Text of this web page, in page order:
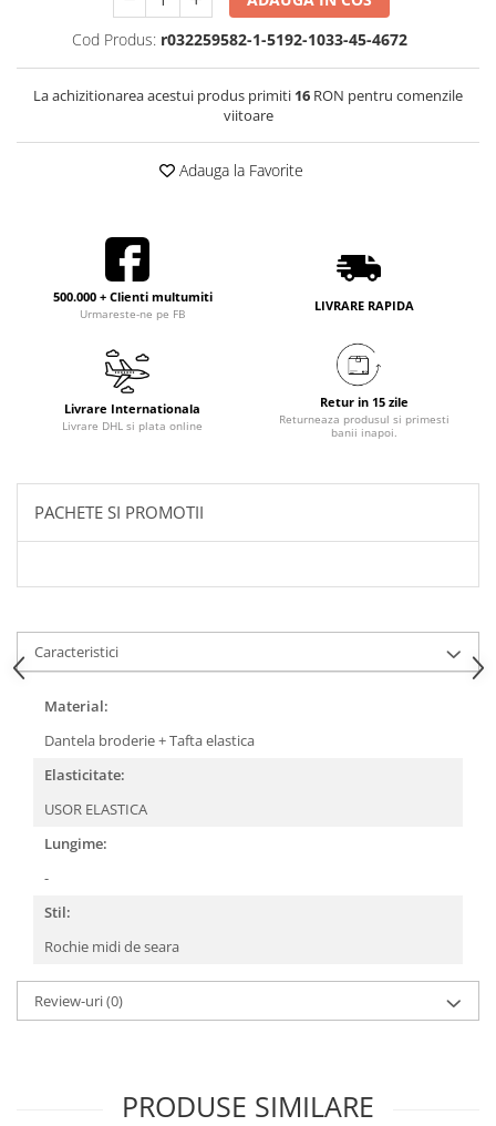
Cod Produs: r032259582-1-5192-1033-45-4672
La achizitionarea acestui produs primiti 16 RON pentru comenzile
viitoare
Adauga la Favorite
500.000 + Clienti multumiti
Urmareste-ne pe FB
LIVRARE RAPIDA
Livrare Internationala
Livrare DHL si plata online
Retur in 15 zile
Returneaza produsul si primesti
banii inapoi.
PACHETE SI PROMOTII
Caracteristici
Material:
Dantela broderie + Tafta elastica
Elasticitate:
USOR ELASTICA
Lungime:
-
Stil:
Rochie midi de seara
Review-uri(0)
PRODUSE SIMILARE